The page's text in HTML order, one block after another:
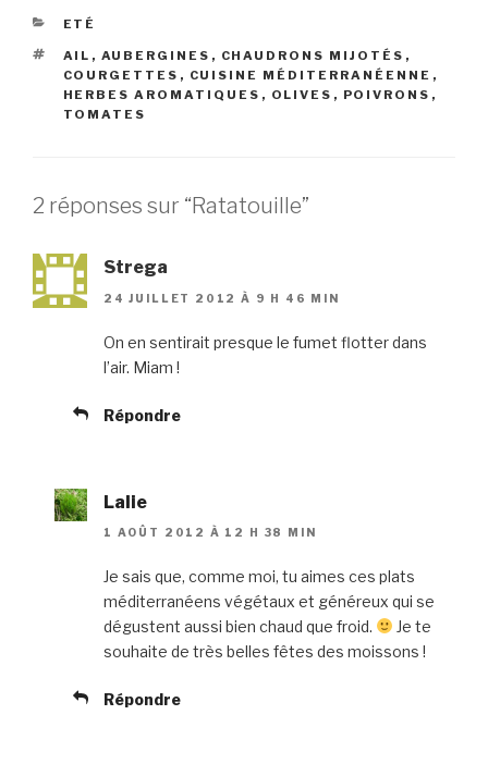
CATÉGORIES
ETÉ
ÉTIQUETTES
AIL , AUBERGINES , CHAUDRONS MIJOTÉS ,
COURGETTES , CUISINE MÉDITERRANÉENNE ,
HERBES AROMATIQUES , OLIVES , POIVRONS ,
TOMATES
2 réponses sur “Ratatouille”
Strega
24 JUILLET 2012 À 9 H 46 MIN
On en sentirait presque le fumet flotter dans
l’air. Miam !
Répondre
Lalie
1 AOÛT 2012 À 12 H 38 MIN
Je sais que, comme moi, tu aimes ces plats
méditerranéens végétaux et généreux qui se
dégustent aussi bien chaud que froid.
Je te
souhaite de très belles fêtes des moissons !
Répondre